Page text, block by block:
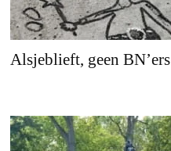
Alsjeblieft, geen BN’ers